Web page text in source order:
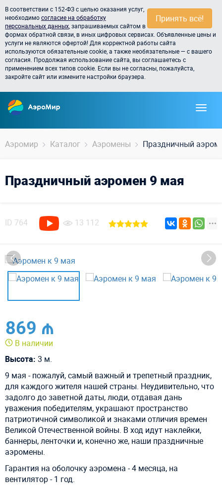
Принять всё!
В соответствии с 152-ФЗ с целью оказания услуг,
необходимосогласие на обработку
персональных данных , запрашиваемых сайтом в
формах обратной связи, в иных цифровых сервисах. Объявленные цены и
услуги не являются офертой! Для корректной работы сайта
используются обязательные cookie, а также необязательные — с вашего
согласия. Продолжая использование сайта, вы соглашаетесь с
применением всех типов cookie. Если вы не согласны, пожалуйста,
закройте сайт или измените настройки браузера.
Аэромир Каталог Аэромены Праздничный
Праздничный аэромен 9 мая
ID 764 13 112
869 ₼
В наличии
Высота: 3 м.
9 мая - пожалуй, самый важный и трепетный праздник,
для каждого жителя нашей страны. Неудивительно, что
задолго до заветной даты, люди, отдавая дань
уважения победителям, украшают пространство
патриотичной символикой и знаками отличия времен
Великой Отечественной войны. В ход идут наклейки,
баннеры, ленточки и, конечно же, наши праздничные
аэромены.
Гарантия на оболочку аэромена - 4 месяца, на
вентилятор - 1 год.